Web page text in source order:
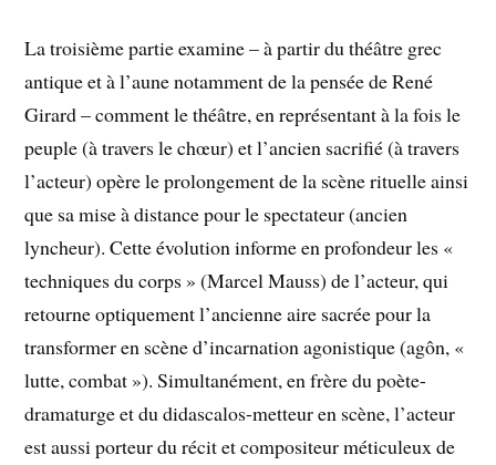
La troisième partie examine – à partir du théâtre grec
antique et à l’aune notamment de la pensée de René
Girard – comment le théâtre, en représentant à la fois le
peuple (à travers le chœur) et l’ancien sacrifié (à travers
l’acteur) opère le prolongement de la scène rituelle ainsi
que sa mise à distance pour le spectateur (ancien
lyncheur). Cette évolution informe en profondeur les «
techniques du corps » (Marcel Mauss) de l’acteur, qui
retourne optiquement l’ancienne aire sacrée pour la
transformer en scène d’incarnation agonistique (agôn, «
lutte, combat »). Simultanément, en frère du poète-
dramaturge et du didascalos-metteur en scène, l’acteur
est aussi porteur du récit et compositeur méticuleux de